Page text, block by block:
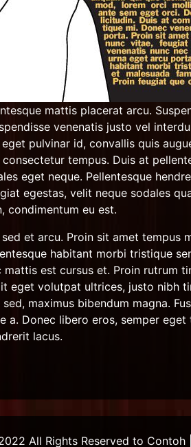
mattis placerat arcu.
venenatis justo vel
pulvinar id, convallis quis
tempus. Duis at
eget neque. Pellentesque
egestas, velit neque sodales
condimentum eu est.
et arcu. Proin sit amet tempus
habitant morbi tristique
mattis est cursus et. Proin rutrum
eget volutpat ultrices, justo nibh
maximus bibendum magna.
Donec libero eros, semper eget
lacus.
All Rights Reserved to Contoh